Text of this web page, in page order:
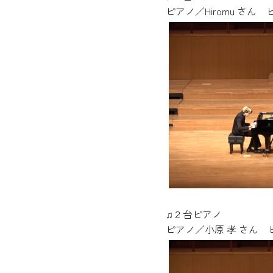
ピアノ／Hiromu さん
♫２台ピアノ
ピアノ／小原 孝 さん